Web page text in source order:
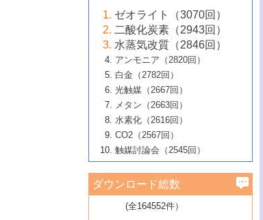
大学：オンライン・対面開催）
6号 メタン転換技術の最新動向
B号 第125回触媒討論会（2020年・工学
院大学）
5号 固体触媒による含窒素有機化合物変
換の最前線
6号 貴金属使用量低減に向けた自動車排
ガス浄化触媒の開発
B号 第123回触媒討論会（2019年・大阪
B号 第121回触媒討論会（2018年・東京
大学）
5号 水素のふるまいを解き明かす最先端
研究
6号 低級アルカンの有効利用のための触
媒技術
B号 第119回触媒討論会（2017年・首都
大学東京）
媒技術
3号 触媒研究の最先端～とびたて若き研究
者たち～（1）
4号 触媒研究の最先端～とびたて若き研究
者たち～（2）
5号 触媒研究の最先端～とびたて若き研究
者たち～（3）
6号 イオニクス材料と燃料電池・電解合成
の最新の研究動向
B号 第117回触媒討論会（2016年・大阪府
立大学）
2号 石油精製用触媒の最近の進展
3号 固体酸化物形燃料電池（SOFC）におけ
るアノード触媒上での燃料直接改質技術
4号 コアシェル構造の制御による触媒機能
5号 工業触媒およびその周辺技術の最近の
進歩
6号 ナノシート
B号 第115回触媒討論会（2015年・成蹊大
2号 光触媒反応機構に関する最新の研究動
向
開発動向
4号 人工光合成に向けた近年のアプローチ
5号 未利用熱エネルギーの有効活用に貢献
する触媒技術
6号 ポリオキソメタレート
B号 第113回触媒討論会（2014年・ロワジ
ールホテル豊橋）
1号 高耐久性燃料電池システム用触媒にお
ける新展開
2号 リビングラジカル重合の最近の動向
3号 天然ガスの化学工業的展開に関する触
媒技術
4号 貴金属触媒の精密構造制御とその活用
5号 バイオマス化成品製造のための固体触
6号 ナノ空間─吸着状態解析から新機能開拓
B号 第111回触媒討論会（2013年・関西大
▼54巻（2012年）
1号 規則性多孔体の利用技術における最近
の進歩
2号 第109回触媒討論会
3号 貴金属低減技術の最新動向
4号 貴金属代替技術の最新動向
5号 光触媒による物質変換反応の新展開
6号 グラフェン
7号 水素を利用する化成品合成の新潮流
▼53巻（2011年）
1号 金属学から見る合金触媒の新展開
2号 第107回触媒討論会
3号 触媒のその場観察法の進歩（１）
4号 触媒のその場観察法の進歩（２）
5号 不活性結合の触媒的活性化による有機
合成
6号 新しい固体酸触媒技術
7号 ゼオライト合成における最近の進歩
▼52巻（2010年）
1号 触媒の劣化対策と長寿命触媒開発
2号 第105回触媒討論会
3号 ナノ構造が拓く新機能
4号 活性サイトおよびその環境の精密な設
計による触媒の高機能化
5号 触媒を有効に使うための技術
7号 有機分子触媒による精密有機合成
1号 炭素材料－熱い注目を集める材料－
2号 第103回触媒討論会
3号 環境浄化用光触媒の現状と課題
4号 水素社会の実現に向けた水素製造・貯
蔵技術の進歩
5号 CO2が関わる触媒・材料
▼50巻（2008年）
1号 触媒化学と学会のこの10年，半世紀，
そして未来
2号 第101回触媒討論会
4号 錯体を利用したユニークな表面構造の
構築と機能
▼49巻（2007年）
1号 含フッ素化合物の合成と触媒
2号 第99回触媒討論会
3号 実用的ファインケミカル合成プロセス
を実現する触媒
▼48巻（2006年）
1号 固体酸触媒の最近の進歩
2号 第97回触媒討論会
3号 リビング重合触媒の最近の展開
1号 最近の触媒担体とその効果
2号 第95回触媒討論会
▼46巻（2004年）
1号 部分酸化反応触媒の最前線
▼45巻（2003年）
ゼオライト（3070回）
二酸化炭素（2943回）
水蒸気改質（2846回）
アンモニア（2820回）
白金（2782回）
光触媒（2667回）
メタン（2663回）
水素化（2616回）
CO2（2567回）
触媒討論会（2545回）
ダウンロード総数
(全164552件）